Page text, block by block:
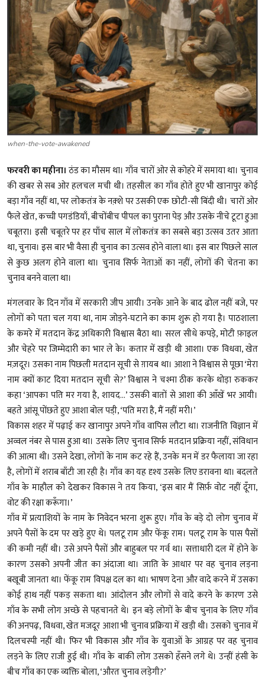
यात्रावृत्तांत
उपन्यास
सिनेमा
शायरी
ग़ज़ल
when-the-vote-awakened
फरवरी का महीना। ठंड का मौसम था। गाँव चारों ओर से कोहरे में समाया था। चुनाव
की खबर से सब ओर हलचल मची थी। तहसील का गाँव होते हुए भी खानापुर कोई
बड़ा गाँव नहीं था, पर लोकतंत्र के नक़्शे पर उसकी एक छोटी-सी बिंदी थी। चारों ओर
फैले खेत, कच्ची पगडंडियाँ, बीचोंबीच पीपल का पुराना पेड़ और उसके नीचे टूटा हुआ
चबूतरा। इसी चबूतरे पर हर पाँच साल में लोकतंत्र का सबसे बड़ा उत्सव उतर आता
था, चुनाव। इस बार भी वैसा ही चुनाव का उत्सव होने वाला था। इस बार पिछले साल
से कुछ अलग होने वाला था। चुनाव सिर्फ नेताओं का नहीं, लोगों की चेतना का
चुनाव बनने वाला था।
मंगलवार के दिन गाँव में सरकारी जीप आयी। उनके आने के बाद ढोल नहीं बजे, पर
लोगों को पता चल गया था, नाम जोड़ने-घटाने का काम शुरू हो गया है। पाठशाला
के कमरे में मतदान केंद्र अधिकारी विश्वास बैठा था। सरल सीधे कपड़े, मोटी फ़ाइल
और चेहरे पर जिम्मेदारी का भार ले के। कतार में खड़ी थी आशा। एक विधवा, खेत
मज़दूर। उसका नाम पिछली मतदान सूची से ग़ायब था। आशा ने विश्वास से पूछा ‘मेरा
नाम क्यों काट दिया मतदान सूची से?’ विश्वास ने चश्मा ठीक करके थोड़ा रुककर
कहा ‘आपका पति मर गया है, शायद...’ उसकी बातों से आशा की आँखें भर आयी।
बहते आंसू पोंछते हुए आशा बोल पडी़, ‘पति मरा है, मैं नहीं मरी।’
विकास शहर में पढ़ाई कर खानापुर अपने गाँव वापिस लौटा था। राजनीति विज्ञान में
अव्वल नंबर से पास हुआ था। उसके लिए चुनाव सिर्फ मतदान प्रक्रिया नहीं, संविधान
की आत्मा थी। उसने देखा, लोगों के नाम कट रहे हैं, उनके मन में डर फैलाया जा रहा
है, लोगों में शराब बाँटी जा रही है। गाँव का यह दृश्य उसके लिए डरावना था। बदलते
गाँव के माहौल को देखकर विकास ने तय किया, ‘इस बार मैं सिर्फ़ वोट नहीं दूँगा,
वोट की रक्षा करूँगा।’
गाँव में प्रत्याशियों के नाम के निवेदन भरना शुरू हुए। गाँव के बड़े दो लोग चुनाव में
अपने पैसों के दम पर खड़े हुए थे। पलटू राम और फेंकू राम। पलटू राम के पास पैसों
की कमी नहीं थी। उसे अपने पैसों और बाहुबल पर गर्व था। सत्ताधारी दल में होने के
कारण उसको अपनी जीत का अंदाजा था। जाति के आधार पर वह चुनाव लड़ना
बखूबी जानता था। फेंकू राम विपक्ष दल का था। भाषण देना और वादे करने में उसका
कोई हाथ नहीं पकड़ सकता था। आंदोलन और लोगों से वादे करने के कारण उसे
गाँव के सभी लोग अच्छे से पहचानते थे। इन बड़े लोगों के बीच चुनाव के लिए गाँव
की अनपढ़, विधवा, खेत मजदूर आशा भी चुनाव प्रक्रिया में खड़ी थी। उसको चुनाव में
दिलचस्पी नहीं थी। फिर भी विकास और गाँव के युवाओं के आग्रह पर वह चुनाव
लड़ने के लिए राजी हुई थी। गाँव के बाकी लोग उसको हँसने लगे ‌थे। उन्हीं हंसी के
बीच गाँव का एक व्यक्ति बोला, ‘औरत चुनाव लड़ेगी?’